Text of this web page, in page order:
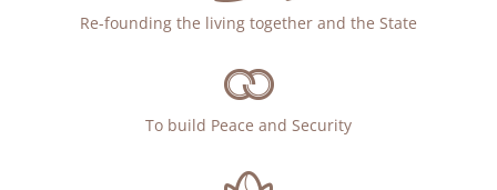
Re-founding the living together and the State
To build Peace and Security